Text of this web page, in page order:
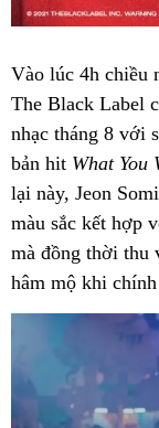
Vào lúc 4h chiều
The Black Label
nhạc tháng 8 với
bản hit What You
lại này, Jeon
màu sắc kết hợp
mà đồng thời thu
hâm mộ khi